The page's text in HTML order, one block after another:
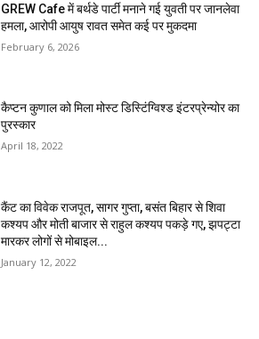
GREW Cafe में बर्थडे पार्टी मनाने गई युवती पर जानलेवा
हमला, आरोपी आयुष रावत समेत कई पर मुकदमा
February 6, 2026
कैप्टन कुणाल को मिला मोस्ट डिस्टिंग्विश्ड इंटरप्रेन्योर का
पुरस्कार
April 18, 2022
कैंट का विवेक राजपूत, सागर गुप्ता, बसंत बिहार से शिवा
कश्यप और मोती बाजार से राहुल कश्यप पकड़े गए, झपट्टा
मारकर लोगों से मोबाइल...
January 12, 2022